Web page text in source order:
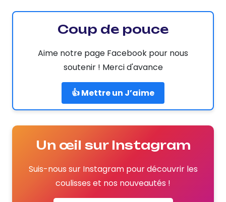
Coup de pouce
Aime notre page Facebook pour nous
soutenir ! Merci d'avance
👍 Mettre un J’aime
Un œil sur Instagram
Suis-nous sur Instagram pour découvrir les
coulisses et nos nouveautés !